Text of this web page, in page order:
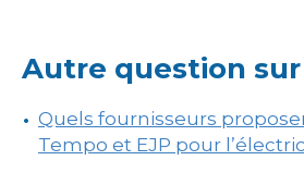
Autre question
Quels fournisseurs
Tempo et EJP pour